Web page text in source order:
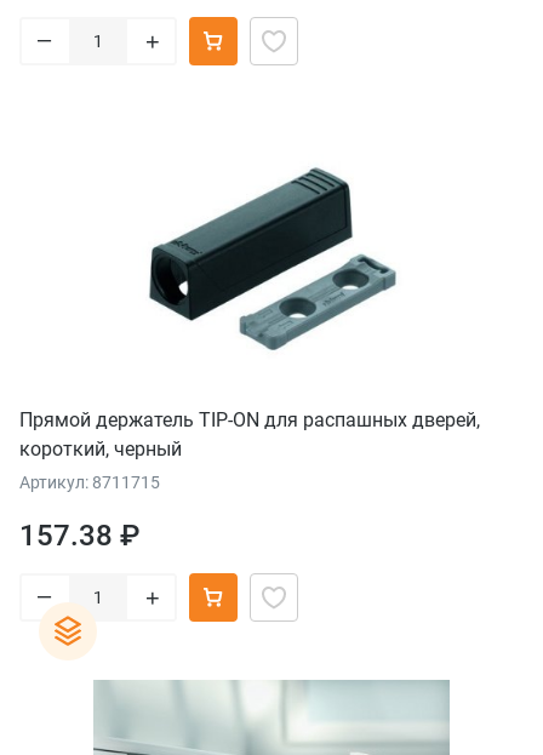
– +
Прямой держатель TIP-ON для распашных дверей,
короткий, черный
Артикул: 8711715
157.38 ₽
– +